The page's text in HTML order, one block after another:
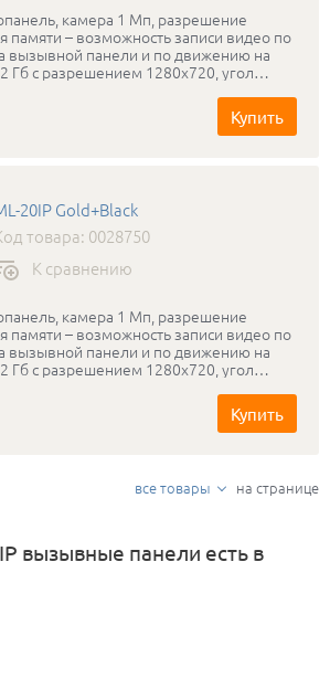
камера 1 Мп, разрешение
памяти – возможность записи видео по
вызывной панели и по движению на
Гб с разрешением 1280х720, угол
до 1 м) Подсветка кнопки.
Fi. Удаленный просмотр со
вызова на приложение на
130×45×25 мм. Цветовые решения:
Купить
20IP Gold+Black
товара: 0028750
К сравнению
камера 1 Мп, разрешение
памяти – возможность записи видео по
вызывной панели и по движению на
Гб с разрешением 1280х720, угол
до 1 м) Подсветка кнопки.
Fi. Удаленный просмотр со
вызова на приложение на
-40...+65 °С. Питание: +12 В (БП в
Купить
все товары на странице
вызывные панели есть в